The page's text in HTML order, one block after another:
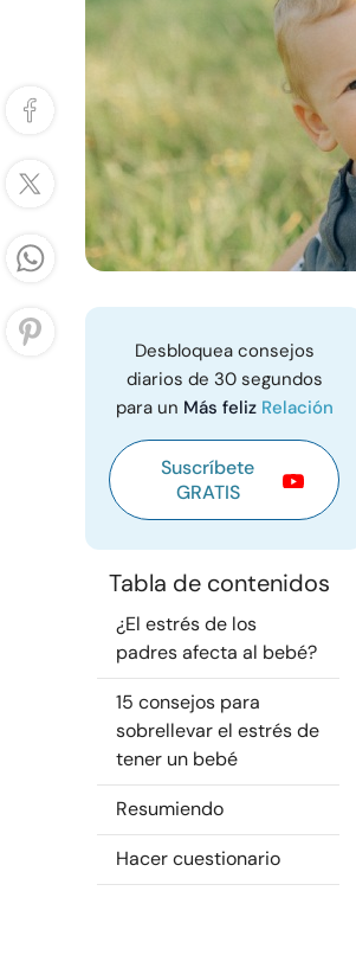
Desbloquea consejos
diarios de 30 segundos
para un Más feliz Relación
Suscríbete
GRATIS
Tabla de contenidos
¿El estrés de los
padres afecta al bebé?
15 consejos para
sobrellevar el estrés de
tener un bebé
Resumiendo
Hacer cuestionario